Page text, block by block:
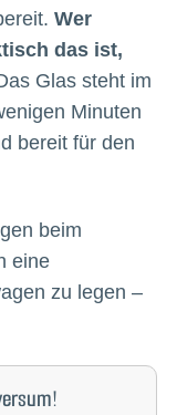
Wer
das ist,
Glas steht im
Minuten
bereit für den
beim
eine
zu legen –